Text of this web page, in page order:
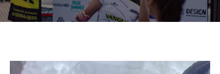
Tocador